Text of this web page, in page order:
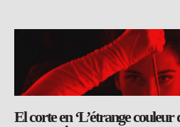
El corte en ‘L’étrange couleur